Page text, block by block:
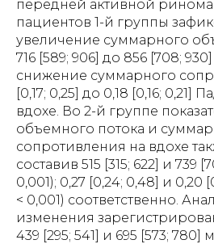
передней активной
пациентов 1-й группы
увеличение суммарного
716 [589; 906] до 856 [708;
снижение суммарного
[0,17; 0,25] до 0,18 [0,16; 0,21]
вдохе. Во 2-й группе
объемного потока и
сопротивления на вдохе
составив 515 [315; 622] и 739
0,001); 0,27 [0,24; 0,48] и 0,20
< 0,001) соответственно.
изменения
439 [295; 541] и 695 [573; 780]